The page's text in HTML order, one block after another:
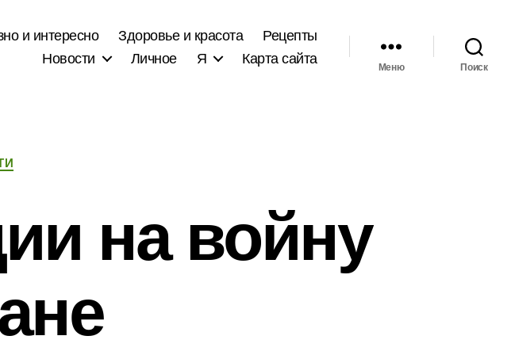
и интересно Здоровье и красота
Рецепты
Новости
Личное Я Карта сайта Меню Поиск
на войну